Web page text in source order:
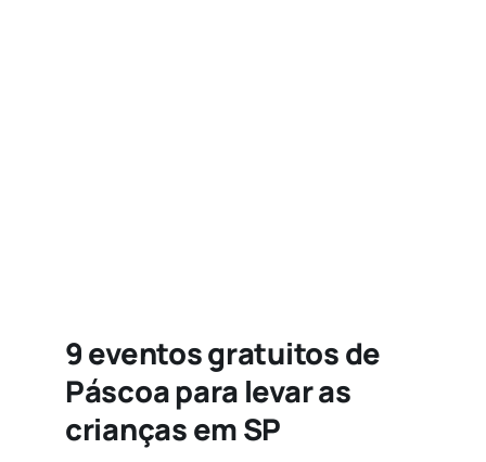
9 eventos gratuitos de
Páscoa para levar as
crianças em SP